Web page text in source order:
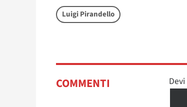
Luigi Pirandello
COMMENTI